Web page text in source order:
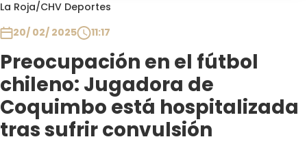
La Roja/CHV Deportes
20/ 02/ 2025
11:17
Preocupación en el fútbol
chileno: Jugadora de
Coquimbo está hospitalizada
tras sufrir convulsión
Programas
Club De La Comedia
Contigo en Directo
Plan Perfecto
El Tiempo
Sabingo
Todos Los Programas